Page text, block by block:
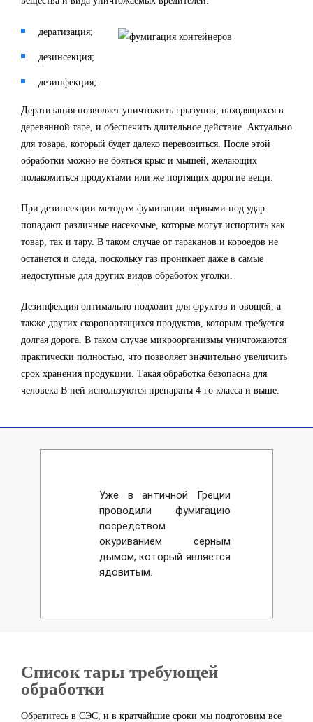
дератизация;
дезинсекция;
дезинфекция;
Дератизация позволяет уничтожить грызунов, находящихся в
деревянной таре, и обеспечить длительное действие. Актуально
для товара, который будет далеко перевозиться. После этой
обработки можно не бояться крыс и мышей, желающих
полакомиться продуктами или же портящих дорогие вещи.
При дезинсекции методом фумигации первыми под удар
попадают различные насекомые, которые могут испортить как
товар, так и тару. В таком случае от тараканов и короедов не
останется и следа, поскольку газ проникает даже в самые
недоступные для других видов обработок уголки.
Дезинфекция оптимально подходит для фруктов и овощей, а
также других скоропортящихся продуктов, которым требуется
долгая дорога. В таком случае микроорганизмы уничтожаются
практически полностью, что позволяет значительно увеличить
срок хранения продукции. Такая обработка безопасна для
человека В ней используются препараты 4-го класса и выше.
Уже в античной Греции
проводили фумигацию
посредством
окуриванием серным
дымом, который является
ядовитым.
Список тары требующей
обработки
Обратитесь в СЭС, и в кратчайшие сроки мы подготовим все